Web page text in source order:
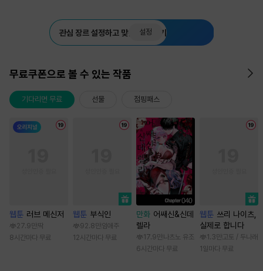
관심 장르 설정하고 맞춤 추천 받기
설정
무료쿠폰으로 볼 수 있는 작품
기다리면 무료 선물 점핑패스
웹툰 러브 메신저
27.9만 딱
8시간마다 무료
웹툰 부식인
92.8만 임애주
12시간마다 무료
만화 어쌔신&신데
렐라
17.9만 나츠노 유조
6시간마다 무료
웹툰 쓰리 나이츠,
실제로 합니다
1.3만 고토 / 두나래
1일마다 무료